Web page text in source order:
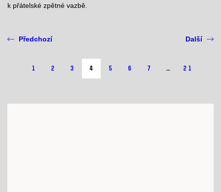
k přátelské zpětné vazbě.
Předchozí
1 2 3 4 5 6 7 … 21
Další